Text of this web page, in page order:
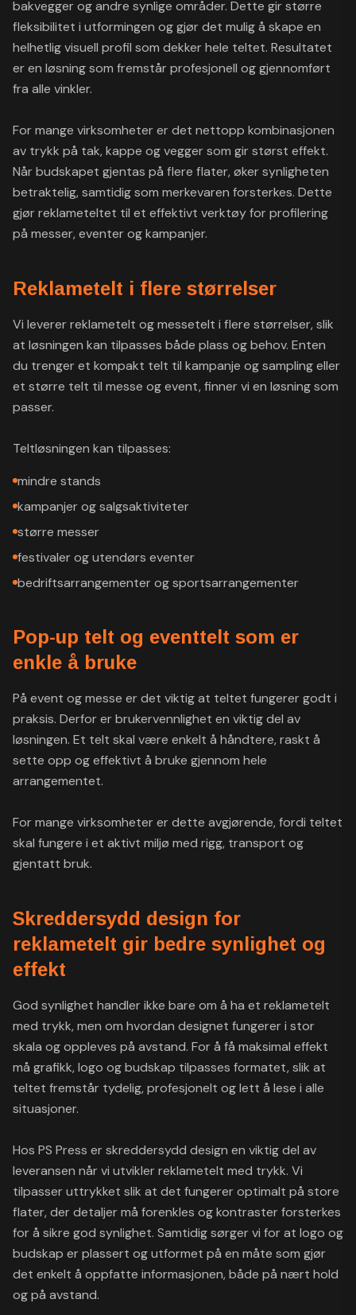
bakvegger og andre synlige områder. Dette gir større
fleksibilitet i utformingen og gjør det mulig å skape en
helhetlig visuell profil som dekker hele teltet. Resultatet
er en løsning som fremstår profesjonell og gjennomført
fra alle vinkler.
For mange virksomheter er det nettopp kombinasjonen
av trykk på tak, kappe og vegger som gir størst effekt.
Når budskapet gjentas på flere flater, øker synligheten
betraktelig, samtidig som merkevaren forsterkes. Dette
gjør reklameteltet til et effektivt verktøy for profilering
på messer, eventer og kampanjer.
Reklametelt i flere størrelser
Vi leverer reklametelt og messetelt i flere størrelser, slik
at løsningen kan tilpasses både plass og behov. Enten
du trenger et kompakt telt til kampanje og sampling eller
et større telt til messe og event, finner vi en løsning som
passer.
Teltløsningen kan tilpasses:
mindre stands
kampanjer og salgsaktiviteter
større messer
festivaler og utendørs eventer
bedriftsarrangementer og sportsarrangementer
Pop-up telt og eventtelt som er
enkle å bruke
På event og messe er det viktig at teltet fungerer godt i
praksis. Derfor er brukervennlighet en viktig del av
løsningen. Et telt skal være enkelt å håndtere, raskt å
sette opp og effektivt å bruke gjennom hele
arrangementet.
For mange virksomheter er dette avgjørende, fordi teltet
skal fungere i et aktivt miljø med rigg, transport og
gjentatt bruk.
Skreddersydd design for
reklametelt gir bedre synlighet og
effekt
God synlighet handler ikke bare om å ha et reklametelt
med trykk, men om hvordan designet fungerer i stor
skala og oppleves på avstand. For å få maksimal effekt
må grafikk, logo og budskap tilpasses formatet, slik at
teltet fremstår tydelig, profesjonelt og lett å lese i alle
situasjoner.
Hos PS Press er skreddersydd design en viktig del av
leveransen når vi utvikler reklametelt med trykk. Vi
tilpasser uttrykket slik at det fungerer optimalt på store
flater, der detaljer må forenkles og kontraster forsterkes
for å sikre god synlighet. Samtidig sørger vi for at logo og
budskap er plassert og utformet på en måte som gjør
det enkelt å oppfatte informasjonen, både på nært hold
og på avstand.